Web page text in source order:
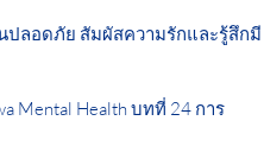
ลอดภัย สัมผัสความรักและรู้สึกมี
Mental Health บทที่ 24 การ